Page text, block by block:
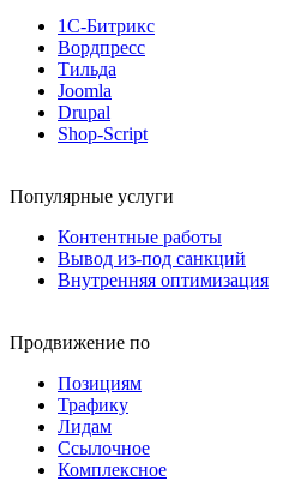
1С-Битрикс
Вордпресс
Тильда
Joomla
Drupal
Shop-Script
Популярные услуги
Контентные работы
Вывод из-под санкций
Внутренняя оптимизация
Продвижение по
Позициям
Трафику
Лидам
Ссылочное
Комплексное